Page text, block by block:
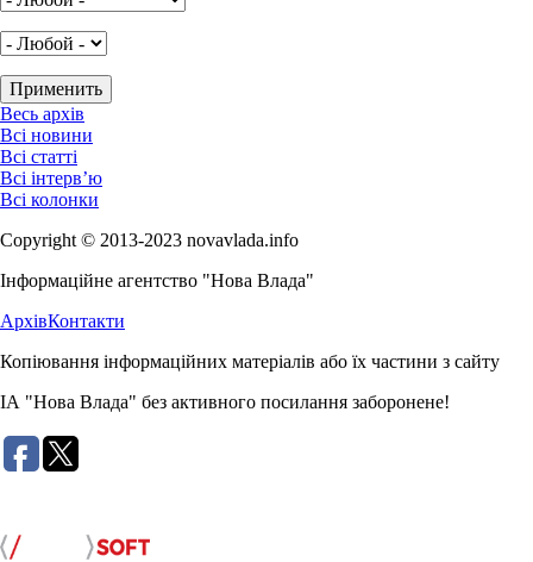
Весь архів
Всі новини
Всі статті
Всі інтерв’ю
Всі колонки
Copyright © 2013-2023 novavlada.info
Інформаційне агентство "Нова Влада"
АрхівКонтакти
Копіювання інформаційних матеріалів або їх частини з сайту
ІА "Нова Влада" без активного посилання заборонене!